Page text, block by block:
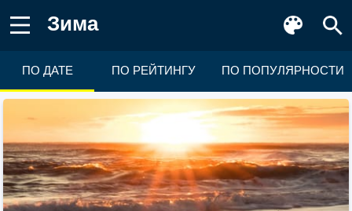
Зима
ПО ДАТЕ ПО РЕЙТИНГУ ПО ПОПУЛЯРНОСТИ